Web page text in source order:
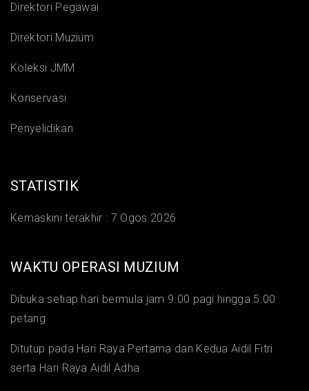
Direktori Pegawai
Direktori Muzium
Koleksi JMM
Konservasi
Penyelidikan
STATISTIK
Kemaskini terakhir : 7 Ogos 2026
WAKTU OPERASI MUZIUM
Dibuka setiap hari bermula jam 9.00 pagi hingga 5.00
petang
Ditutup pada Hari Raya Pertama dan Kedua Aidil Fitri
serta Hari Raya Aidil Adha